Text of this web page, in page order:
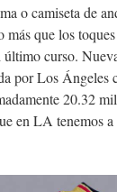
o camiseta de
que los
curso.
por Los Ángeles
20.32
en LA tenemos